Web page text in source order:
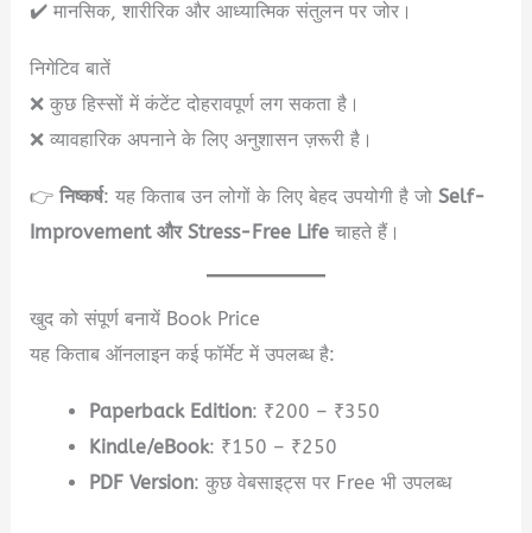
✔️ मानसिक, शारीरिक और आध्यात्मिक संतुलन पर जोर।
निगेटिव बातें
❌ कुछ हिस्सों में कंटेंट दोहरावपूर्ण लग सकता है।
❌ व्यावहारिक अपनाने के लिए अनुशासन ज़रूरी है।
👉निष्कर्ष: यह किताब उन लोगों के लिए बेहद उपयोगी है जोSelf-
Improvement और Stress-Free Life चाहते हैं।
खुद को संपूर्ण बनायें Book Price
यह किताब ऑनलाइन कई फॉर्मेट में उपलब्ध है:
Paperback Edition: ₹200 – ₹350
Kindle/eBook: ₹150 – ₹250
PDF Version: कुछ वेबसाइट्स पर Free भी उपलब्ध